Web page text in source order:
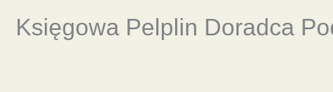
Księgowa Pelplin Doradca